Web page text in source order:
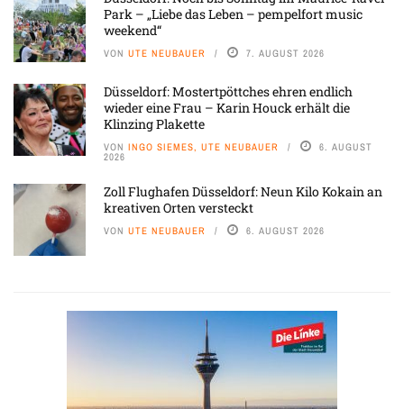
Park – „Liebe das Leben – pempelfort music
weekend“
VON UTE NEUBAUER 7. AUGUST 2026
Düsseldorf: Mostertpöttches ehren endlich
wieder eine Frau – Karin Houck erhält die
Klinzing Plakette
VON INGO SIEMES, UTE NEUBAUER 6. AUGUST
2026
Zoll Flughafen Düsseldorf: Neun Kilo Kokain an
kreativen Orten versteckt
VON UTE NEUBAUER 6. AUGUST 2026